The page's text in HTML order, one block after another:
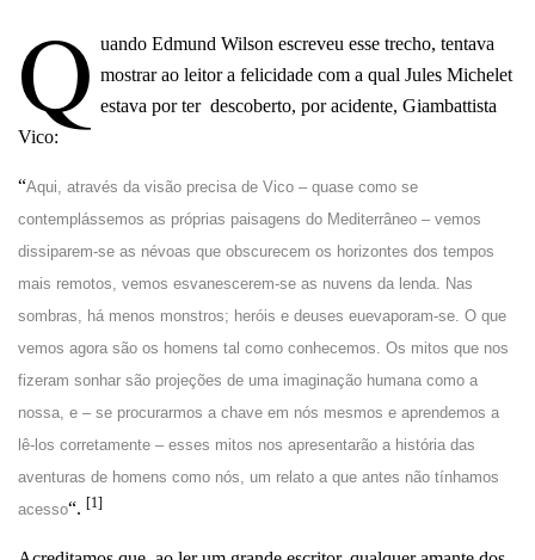
Q uando Edmund Wilson escreveu esse trecho, tentava
mostrar ao leitor a felicidade com a qual Jules Michelet
estava por ter descoberto, por acidente, Giambattista
Vico:
“Aqui, através da visão precisa de Vico – quase como se
contemplássemos as próprias paisagens do Mediterrâneo – vemos
dissiparem-se as névoas que obscurecem os horizontes dos tempos
mais remotos, vemos esvanescerem-se as nuvens da lenda. Nas
sombras, há menos monstros; heróis e deuses euevaporam-se. O que
vemos agora são os homens tal como conhecemos. Os mitos que nos
fizeram sonhar são projeções de uma imaginação humana como a
nossa, e – se procurarmos a chave em nós mesmos e aprendemos a
lê-los corretamente – esses mitos nos apresentarão a história das
aventuras de homens como nós, um relato a que antes não tínhamos
acesso“. [1]